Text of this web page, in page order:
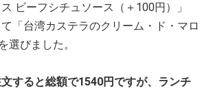
ビーフシチュソース（＋100円）」
「台湾カステラのクリーム・ド・マロ
選びました。
すると総額で1540円ですが、ランチ